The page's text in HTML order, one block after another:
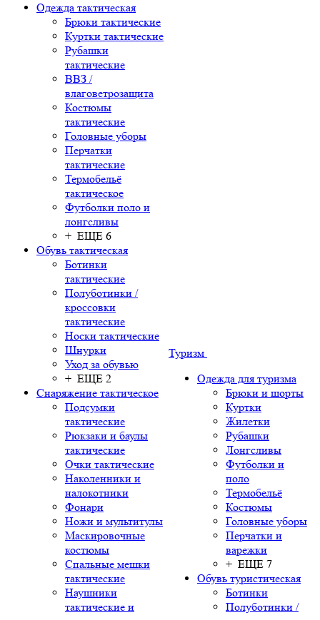
Одежда тактическая
Брюки тактические
Куртки тактические
Рубашки
тактические
ВВЗ /
влаговетрозащита
Костюмы
тактические
Головные уборы
Перчатки
тактические
Термобельё
тактическое
Футболки поло и
лонгсливы
+ ЕЩЕ 6
Обувь тактическая
Ботинки
тактические
Полуботинки /
кроссовки
тактические
Носки тактические
Шнурки
Уход за обувью
+ ЕЩЕ 2
Снаряжение тактическое
Подсумки
тактические
Рюкзаки и баулы
тактические
Очки тактические
Наколенники и
налокотники
Фонари
Ножи и мультитулы
Маскировочные
костюмы
Спальные мешки
тактические
Наушники
тактические и
Туризм
Одежда для туризма
Брюки и шорты
Куртки
Жилетки
Рубашки
Лонгсливы
Футболки и
поло
Термобельё
Костюмы
Головные уборы
Перчатки и
варежки
+ ЕЩЕ 7
Обувь туристическая
Ботинки
Полуботинки /